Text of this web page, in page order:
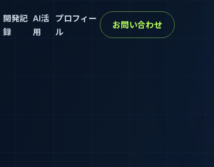
開発記
録
AI活
用
プロフィー
ル
お問い合わせ